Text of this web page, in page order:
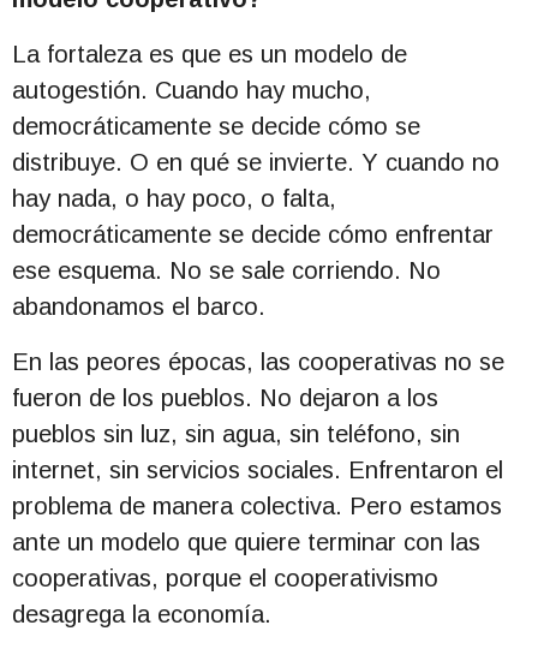
La fortaleza es que es un modelo de
autogestión. Cuando hay mucho,
democráticamente se decide cómo se
distribuye. O en qué se invierte. Y cuando no
hay nada, o hay poco, o falta,
democráticamente se decide cómo enfrentar
ese esquema. No se sale corriendo. No
abandonamos el barco.
En las peores épocas, las cooperativas no se
fueron de los pueblos. No dejaron a los
pueblos sin luz, sin agua, sin teléfono, sin
internet, sin servicios sociales. Enfrentaron el
problema de manera colectiva. Pero estamos
ante un modelo que quiere terminar con las
cooperativas, porque el cooperativismo
desagrega la economía.